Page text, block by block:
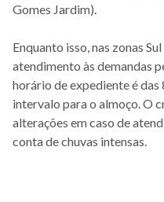
Gomes Jardim).
Enquanto isso, nas zonas
atendimento às demandas
horário de expediente é das
intervalo para o almoço. O
alterações em caso de
conta de chuvas intensas.